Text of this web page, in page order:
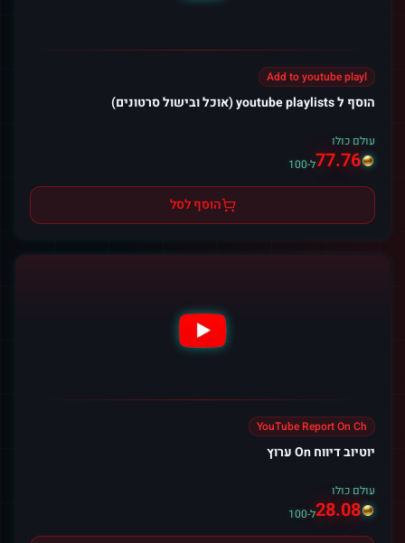
Add to youtube playl
הוסף ל youtube playlists (אוכל ובישול סרטונים)
עולם כולו
77.76ל-100
הוסף לסל
YouTube Report On Ch
יוטיוב דיווח On ערוץ
עולם כולו
28.08ל-100